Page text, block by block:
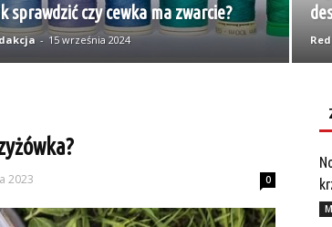
sprawdzić czy cewka ma zwarcie?
- 15 września 2024
2023 0